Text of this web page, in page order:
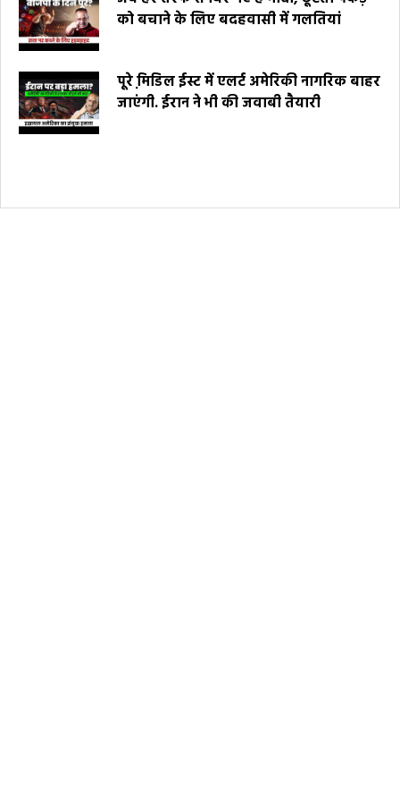
को बचाने के लिए बदहवासी में गलतियां
पूरे मि़डिल ईस्ट में एलर्ट अमेरिकी नागरिक बाहर
जाएंगी. ईरान ने भी की जवाबी तैयारी